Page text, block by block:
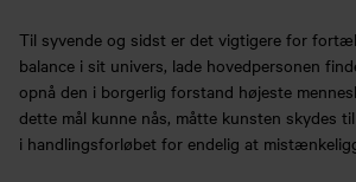
Til syvende og sidst er det vigtigere for
balance i sit univers, lade hovedpersonen
opnå den i borgerlig forstand højeste
dette mål kunne nås, måtte kunsten skydes
i handlingsforløbet for endelig at